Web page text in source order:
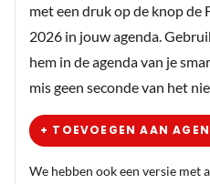
met een druk op de knop de
2026 in jouw agenda.
hem in de agenda van je
mis geen seconde van het
+ TOEVOEGEN AAN
We hebben ook een versie met